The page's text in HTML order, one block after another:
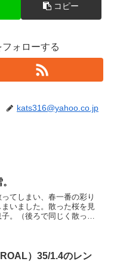
コピー
ォローする
kats316@yahoo.co.jp
てしまい、春一番の彩り
いました。散った桜を見
。（後ろで同じく散った
）35/1.4のレン